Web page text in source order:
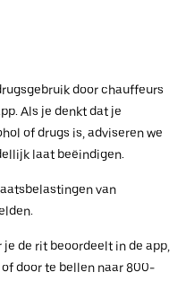
door chauffeurs
Als je denkt dat je
of drugs is, adviseren we
laat beëindigen.
van
de rit beoordeelt in de app,
door te bellen naar 800-